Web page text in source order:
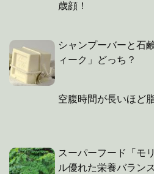
歳顔！
シャンプーバーと石
ィーク」どっち？
空腹時間が長いほど
スーパーフード「モ
ル優れた栄養バランス